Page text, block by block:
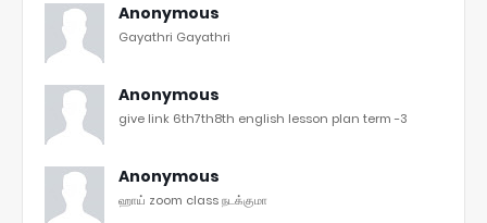
Anonymous
Gayathri Gayathri
Anonymous
give link 6th7th8th english lesson plan term -3
Anonymous
ஹாய் zoom class நடக்குமா